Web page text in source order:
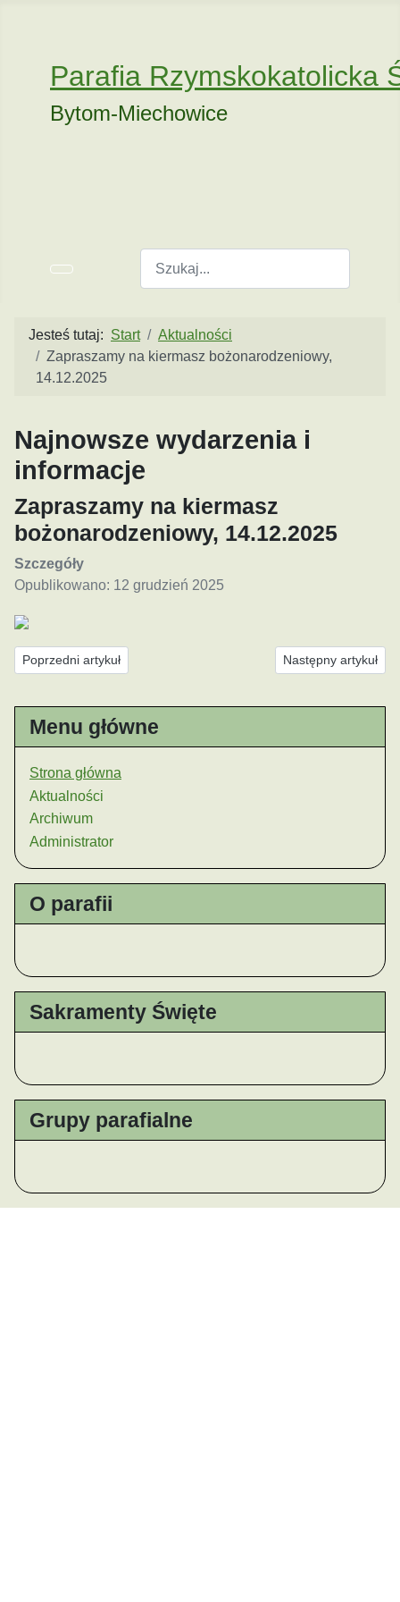
Parafia Rzymskokatolicka
Bytom-Miechowice
Menu główne
Strona główna
Aktualności
Archiwum
Administrator
O parafii
Sakramenty Święte
Grupy parafialne
Jesteś tutaj: Start
Aktualności
Zapraszamy na kiermasz bożonarodzeniowy,
14.12.2025
Najnowsze wydarzenia i
informacje
Zapraszamy na kiermasz
bożonarodzeniowy, 14.12.2025
Szczegóły
Opublikowano: 12 grudzień 2025
Poprzedni artykuł: Plan odwiedzin duszpasterskich 2025/2026
Poprzedni artykuł Następny artykuł:
Następny artykuł